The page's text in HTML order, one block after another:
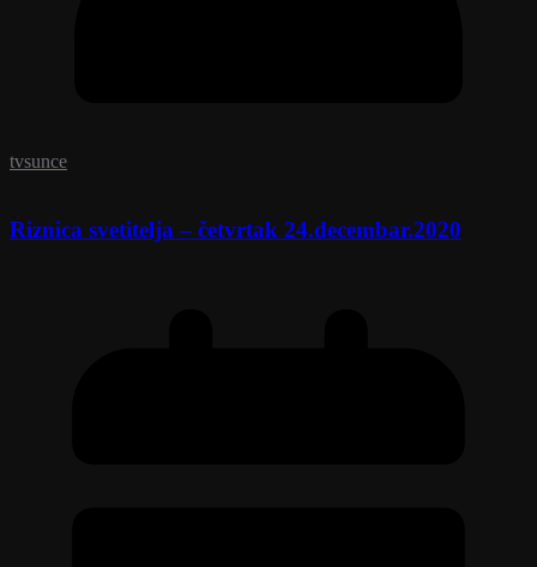
tvsunce
Riznica svetitelja – četvrtak 24.decembar.2020